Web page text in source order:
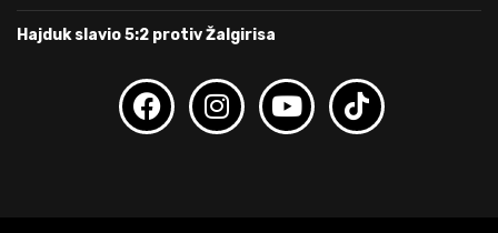
Hajduk slavio 5:2 protiv Žalgirisa